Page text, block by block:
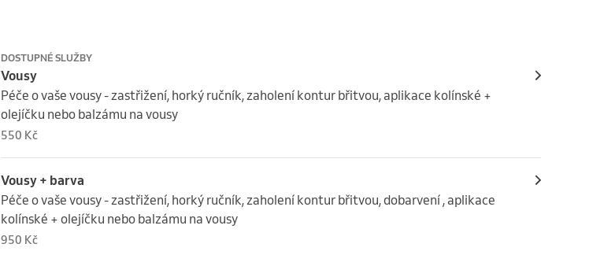
DOSTUPNÉ SLUŽBY
Vousy
Péče o vaše vousy - zastřižení, horký ručník, zaholení kontur břitvou, aplikace kolínské +
olejíčku nebo balzámu na vousy
550 Kč
Vousy + barva
Péče o vaše vousy - zastřižení, horký ručník, zaholení kontur břitvou, dobarvení , aplikace
kolínské + olejíčku nebo balzámu na vousy
950 Kč